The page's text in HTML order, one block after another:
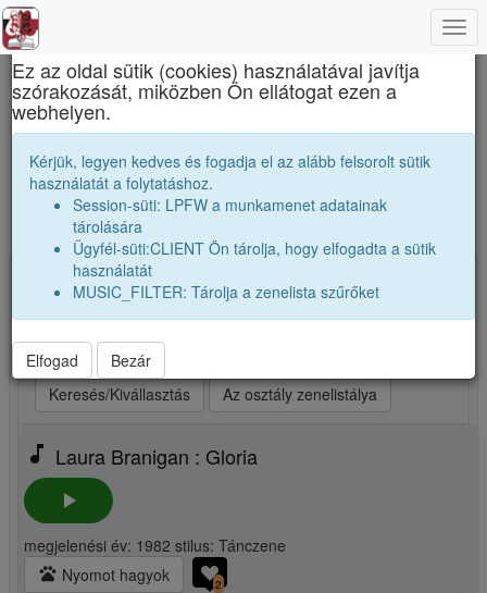
Apáczai Csere János Elméleti Líceum
A mi osztályunk zenetoplistája. Ezeket
számokat szívesen hallgatjuk.
Új zene, vagy kedvenceim kiválasztása
Kiválasztva: 25 Indítsd a lejátszót! (max 25)
Legjobb szám elsőnek Legjobb szám utoljára
Véletlenszerüen
Keresés/Kivállasztás
Az osztály zenelistálya
music_note Laura Branigan : Gloria
play_arrow
megjelenési év: 1982 stilus: Tánczene
pets Nyomot hagyok 2
×
Ez az oldal sütik (cookies) használatával javítja
szórakozását, miközben Ön ellátogat ezen a
webhelyen.
Kérjük, legyen kedves és fogadja el az alább felsorolt sütik
használatát a folytatáshoz.
Session-süti: LPFW a munkamenet adatainak
tárolására
Ügyfél-süti:CLIENT Ön tárolja, hogy elfogadta a sütik
használatát
MUSIC_FILTER: Tárolja a zenelista szűrőket
Elfogad Bezár